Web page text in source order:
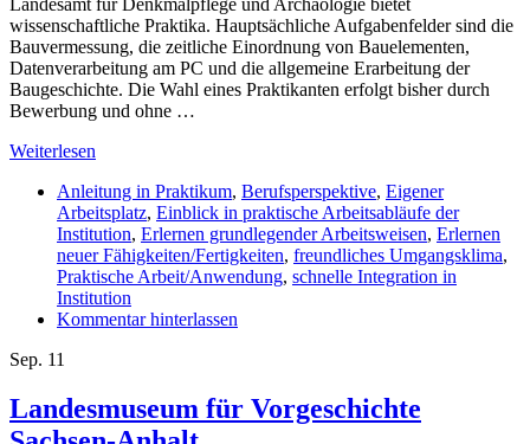
wissenschaftliche Praktika. Hauptsächliche Aufgabenfelder sind die
Bauvermessung, die zeitliche Einordnung von Bauelementen,
Datenverarbeitung am PC und die allgemeine Erarbeitung der
Baugeschichte. Die Wahl eines Praktikanten erfolgt bisher durch
Bewerbung und ohne …
Weiterlesen
Anleitung in Praktikum, Berufsperspektive, Eigener
Arbeitsplatz, Einblick in praktische Arbeitsabläufe der
Institution, Erlernen grundlegender Arbeitsweisen, Erlernen
neuer Fähigkeiten/Fertigkeiten, freundliches Umgangsklima,
Praktische Arbeit/Anwendung, schnelle Integration in
Institution
Kommentar hinterlassen
Sep. 11
Landesmuseum für Vorgeschichte